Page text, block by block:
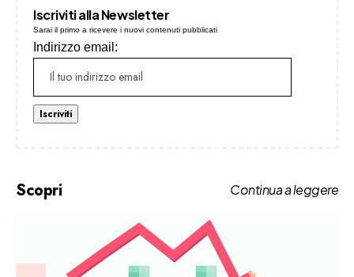
Iscriviti alla Newsletter
Sarai il primo a ricevere i nuovi contenuti pubblicati
Indirizzo email:
Scopri Continua a leggere